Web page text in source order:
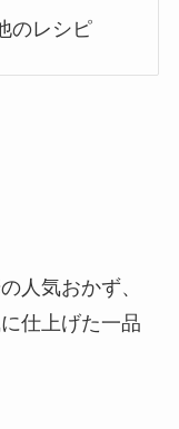
のレシピ
人気おかず、
仕上げた一品